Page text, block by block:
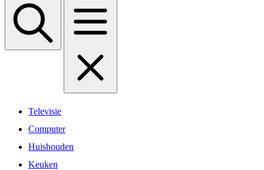
Televisie
Computer
Huishouden
Keuken